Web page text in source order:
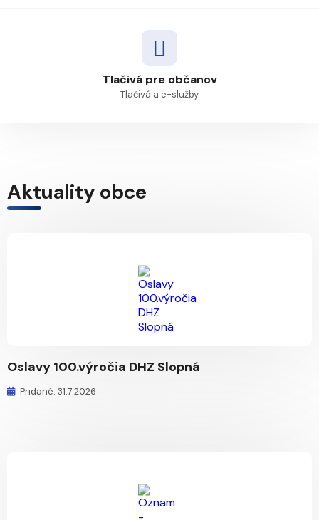
Tlačivá pre občanov
Tlačivá a e-služby
Aktuality obce
Oslavy 100.výročia DHZ Slopná
Pridané: 31.7.2026